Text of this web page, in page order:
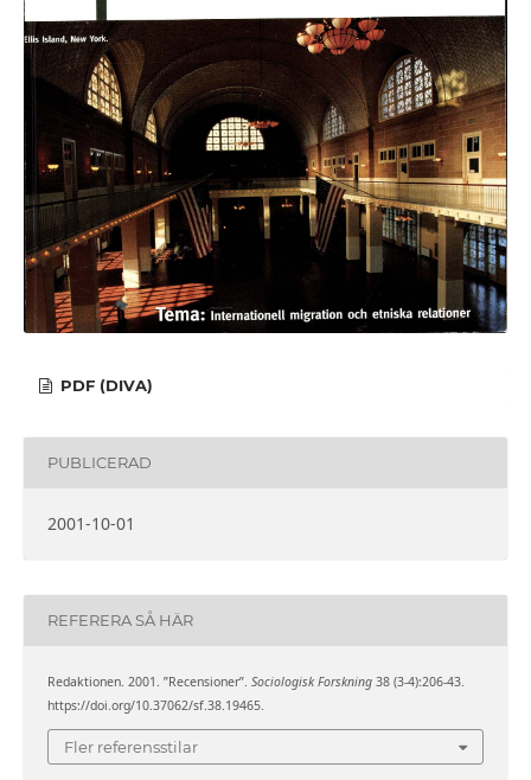
PDF (DIVA)
PUBLICERAD
2001-10-01
REFERERA SÅ HÄR
Redaktionen. 2001. ”Recensioner”. Sociologisk Forskning38 (3-4):206-43.
https://doi.org/10.37062/sf.38.19465.
Fler referensstilar